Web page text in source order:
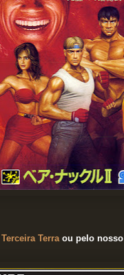
Terceira Terraou pelo nosso